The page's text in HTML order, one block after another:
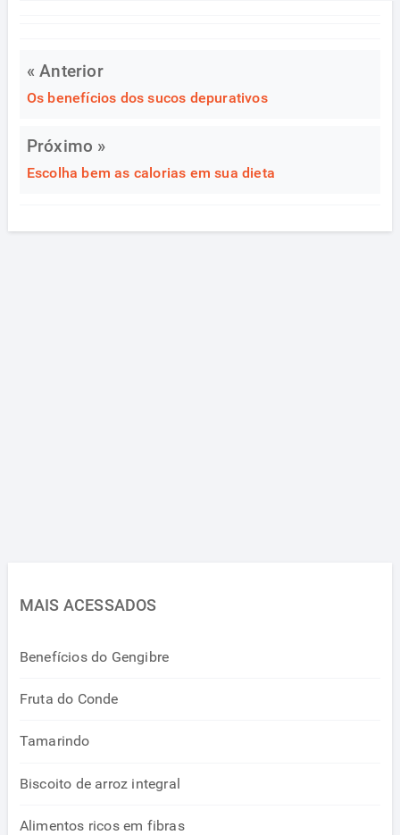
« Anterior
Os benefícios dos sucos depurativos
Próximo »
Escolha bem as calorias em sua dieta
MAIS ACESSADOS
Benefícios do Gengibre
Fruta do Conde
Tamarindo
Biscoito de arroz integral
Alimentos ricos em fibras